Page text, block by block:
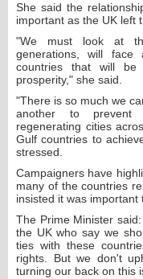
She said the
important as the UK left
"We must look at
generations, will face
countries that will
prosperity," she said.
"There is so much we
another to prevent
regenerating cities
Gulf countries to
stressed.
Campaigners have
many of the countries
insisted it was important
The Prime Minister
the UK who say we
ties with these
rights. But we don't
turning our back on this